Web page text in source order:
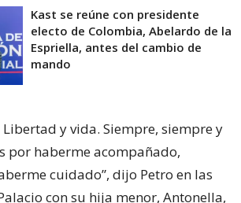
Kast se reúne con presidente
electo de Colombia, Abelardo de la
Espriella, antes del cambio de
mando
Libertad y vida. Siempre, siempre y
por haberme acompañado,
cuidado”, dijo Petro en las
con su hija menor, Antonella,